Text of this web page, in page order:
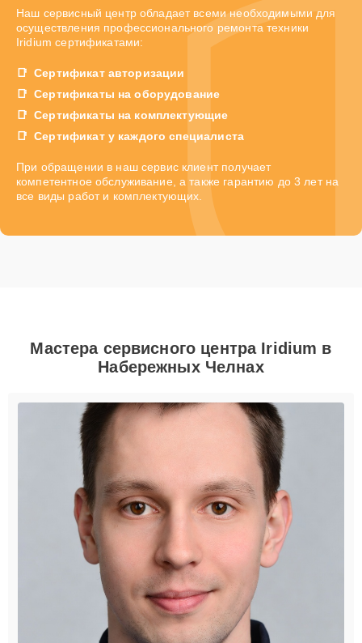
Наш сервисный центр обладает всеми необходимыми для
осуществления профессионального ремонта техники
Iridium сертификатами:
Сертификат авторизации
Сертификаты на оборудование
Сертификаты на комплектующие
Сертификат у каждого специалиста
При обращении в наш сервис клиент получает
компетентное обслуживание, а также гарантию до 3 лет на
все виды работ и комплектующих.
Мастера сервисного центра Iridium в
Набережных Челнах